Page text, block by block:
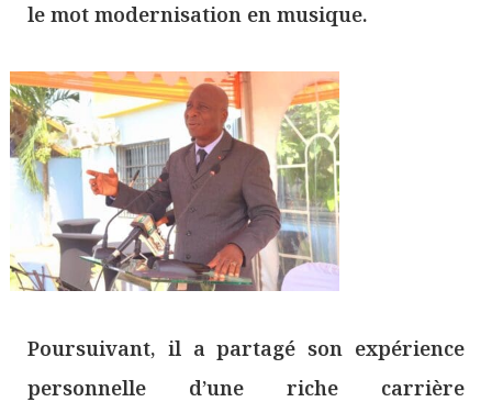
le mot modernisation en musique.
Poursuivant, il a partagé son expérience
personnelle d’une riche carrière